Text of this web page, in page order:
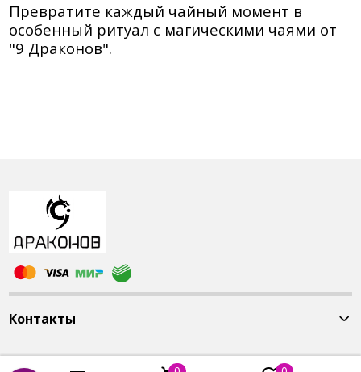
Превратите каждый чайный момент в
особенный ритуал с магическими чаями от
"9 Драконов".
Контакты